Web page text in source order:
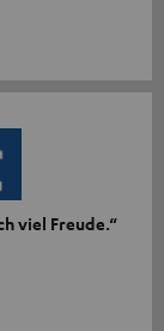
viel Freude.“